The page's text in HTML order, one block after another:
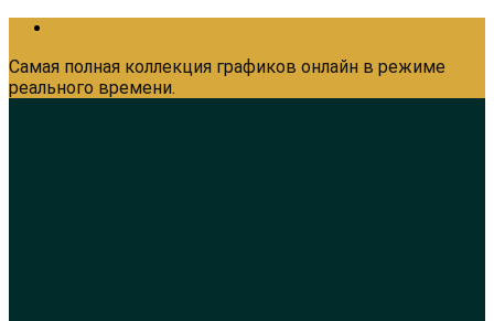
Самая полная коллекция графиков онлайн в режиме
реального времени.